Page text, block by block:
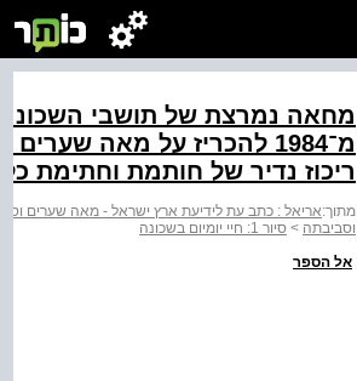
מחאה נמרצת של תושבי
מ־1984 להכריז על מאה
ריכוז נדיר של חותמת וחתימת
מתוך:אריאל : כתב עת לידיעת ארץ ישראל - מאה שערים
וסביבתה > סיור 1: חיי יומיום בשכונה
אל הספר